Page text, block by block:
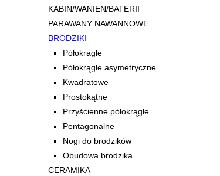
KABIN/WANIEN/BATERII
PARAWANY NAWANNOWE
BRODZIKI
Półokragłe
Półokrągłe asymetryczne
Kwadratowe
Prostokątne
Przyścienne półokrągłe
Pentagonalne
Nogi do brodzików
Obudowa brodzika
CERAMIKA